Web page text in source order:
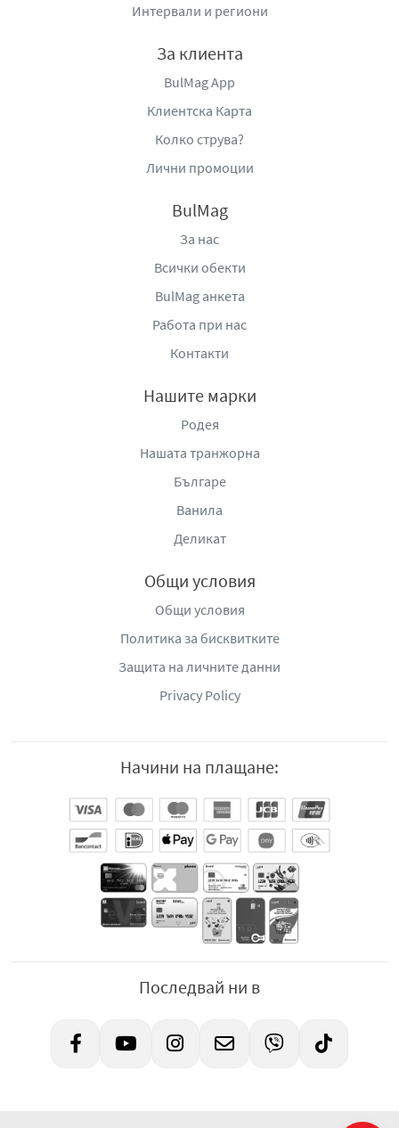
Интервали и региони
За клиента
BulMag App
Клиентска Карта
Колко струва?
Лични промоции
BulMag
За нас
Всички обекти
BulMag анкета
Работа при нас
Контакти
Нашите марки
Родея
Нашата транжорна
Българе
Ванила
Деликат
Общи условия
Общи условия
Политика за бисквитките
Защита на личните данни
Privacy Policy
Начини на плащане:
Последвай ни в